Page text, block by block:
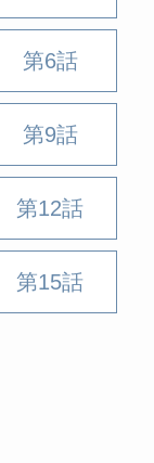
第6話
第9話
第12話
第15話